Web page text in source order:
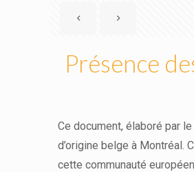
Présence
Ce document, élaboré par
d’origine belge à Montréal.
cette communauté